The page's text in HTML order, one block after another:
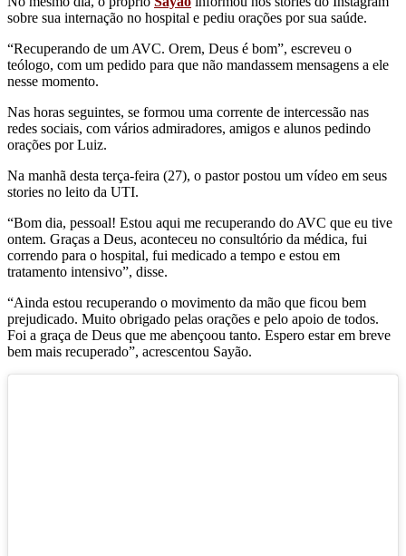
sobre sua internação no hospital e pediu orações por sua saúde.
“Recuperando de um AVC. Orem, Deus é bom”, escreveu o
teólogo, com um pedido para que não mandassem mensagens a ele
nesse momento.
Nas horas seguintes, se formou uma corrente de intercessão nas
redes sociais, com vários admiradores, amigos e alunos pedindo
orações por Luiz.
Na manhã desta terça-feira (27), o pastor postou um vídeo em seus
stories no leito da UTI.
“Bom dia, pessoal! Estou aqui me recuperando do AVC que eu tive
ontem. Graças a Deus, aconteceu no consultório da médica, fui
correndo para o hospital, fui medicado a tempo e estou em
tratamento intensivo”, disse.
“Ainda estou recuperando o movimento da mão que ficou bem
prejudicado. Muito obrigado pelas orações e pelo apoio de todos.
Foi a graça de Deus que me abençoou tanto. Espero estar em breve
bem mais recuperado”, acrescentou Sayão.